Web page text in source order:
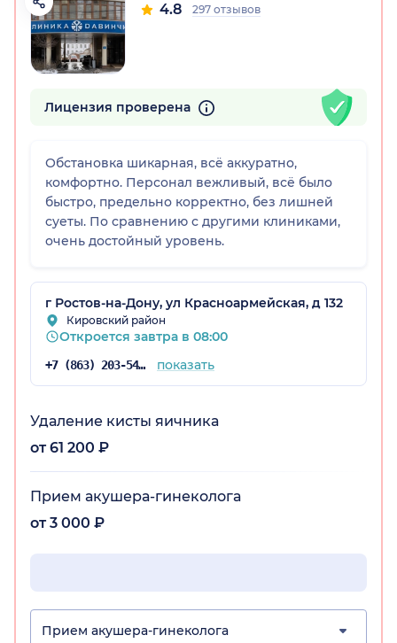
4.8 297 отзывов
Лицензия проверена
Обстановка шикарная, всё аккуратно,
комфортно. Персонал вежливый, всё было
быстро, предельно корректно, без лишней
суеты. По сравнению с другими клиниками,
очень достойный уровень.
г Ростов-на-Дону, ул Красноармейская, д 132
Кировский район
Откроется завтра в 08:00
+7 (863) 203-54-50 показать
Удаление кисты яичника
от 61 200 ₽
Прием акушера-гинеколога
от 3 000 ₽
Прием акушера-гинеколога